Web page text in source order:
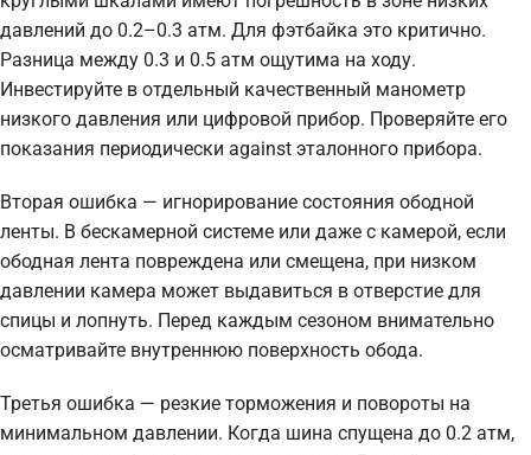
давлений до 0.2–0.3 атм. Для фэтбайка это критично.
Разница между 0.3 и 0.5 атм ощутима на ходу.
Инвестируйте в отдельный качественный манометр
низкого давления или цифровой прибор. Проверяйте его
показания периодически against эталонного прибора.
Вторая ошибка — игнорирование состояния ободной
ленты. В бескамерной системе или даже с камерой, если
ободная лента повреждена или смещена, при низком
давлении камера может выдавиться в отверстие для
спицы и лопнуть. Перед каждым сезоном внимательно
осматривайте внутреннюю поверхность обода.
Третья ошибка — резкие торможения и повороты на
минимальном давлении. Когда шина спущена до 0.2 атм,